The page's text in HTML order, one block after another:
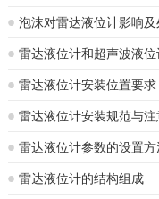
泡沫对雷达液位计影响
雷达液位计和超声波液位
雷达液位计安装位置要求
雷达液位计安装规范与注
雷达液位计参数的设置方
雷达液位计的结构组成